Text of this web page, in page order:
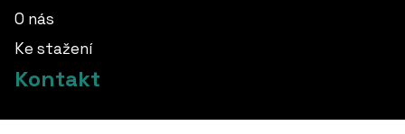
O nás
Ke stažení
Kontakt